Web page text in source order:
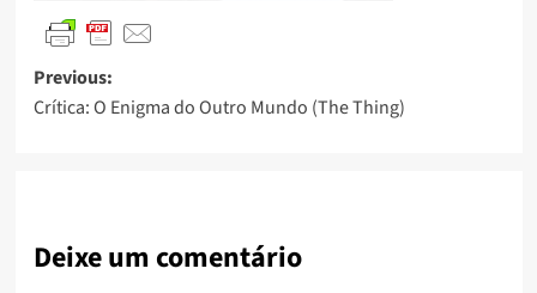
Previous:
Crítica: O Enigma do Outro Mundo (The Thing)
Deixe um comentário